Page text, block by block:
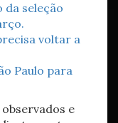
da seleção
voltar a
Paulo para
e